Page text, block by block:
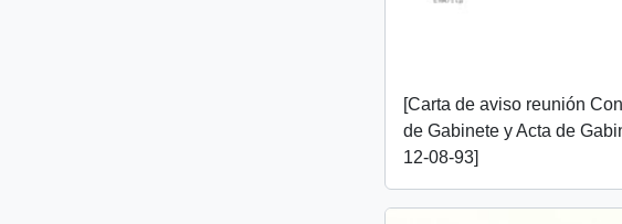
[Carta de aviso reunión
de Gabinete y Acta de
12-08-93]